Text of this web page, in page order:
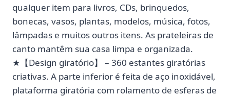
qualquer item para livros, CDs, brinquedos,
bonecas, vasos, plantas, modelos, música, fotos,
lâmpadas e muitos outros itens. As prateleiras de
canto mantêm sua casa limpa e organizada.
★【Design giratório】 – 360 estantes giratórias
criativas. A parte inferior é feita de aço inoxidável,
plataforma giratória com rolamento de esferas de